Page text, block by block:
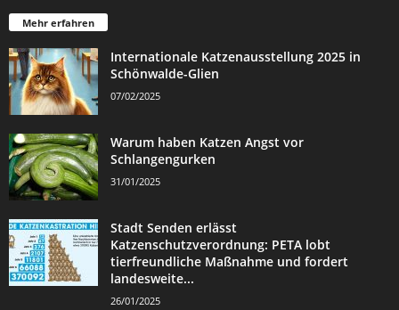
Mehr erfahren
Internationale Katzenausstellung 2025 in
Schönwalde-Glien
07/02/2025
Warum haben Katzen Angst vor
Schlangengurken
31/01/2025
Stadt Senden erlässt
Katzenschutzverordnung: PETA lobt
tierfreundliche Maßnahme und fordert
landesweite...
26/01/2025